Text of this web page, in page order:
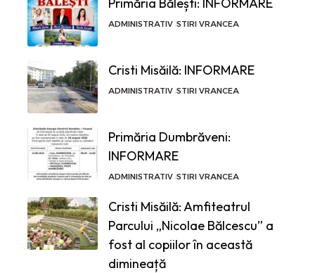
Primăria Bălești: INFORMARE
ADMINISTRATIV STIRI VRANCEA
Cristi Misăilă: INFORMARE
ADMINISTRATIV STIRI VRANCEA
Primăria Dumbrăveni:
INFORMARE
ADMINISTRATIV STIRI VRANCEA
Cristi Misăilă: Amfiteatrul
Parcului „Nicolae Bălcescu” a
fost al copiilor în această
dimineață